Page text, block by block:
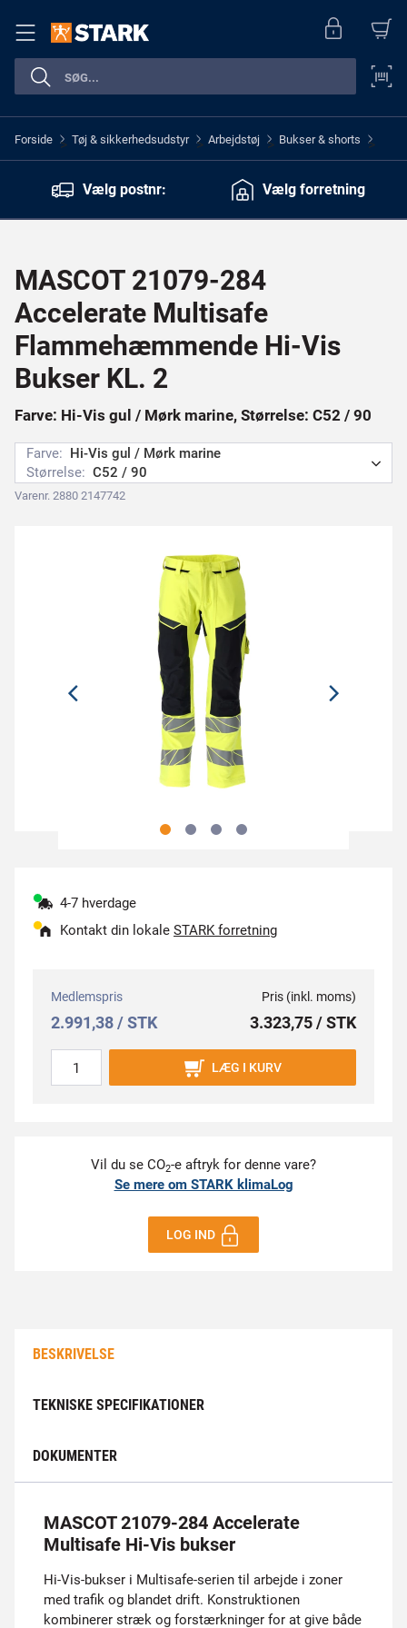
Forside > Tøj & sikkerhedsudstyr > Arbejdstøj > Bukser & shorts >
Vælg postnr: Vælg forretning
MASCOT 21079-284
Accelerate Multisafe
Flammehæmmende Hi-Vis
Bukser KL. 2
Farve: Hi-Vis gul / Mørk marine, Størrelse: C52 / 90
Farve: Hi-Vis gul / Mørk marine
Størrelse: C52 / 90
Varenr. 2880 2147742
4-7 hverdage
Kontakt din lokale STARK forretning
Medlemspris
2.991,38 / STK
Pris (inkl. moms)
3.323,75 / STK
LÆG I KURV
Vil du se CO2-e aftryk for denne vare?
Se mere om STARK klimaLog
LOG IND
BESKRIVELSE
TEKNISKE SPECIFIKATIONER
DOKUMENTER
MASCOT 21079-284 Accelerate
Multisafe Hi-Vis bukser
Hi-Vis-bukser i Multisafe-serien til arbejde i zoner
med trafik og blandet drift. Konstruktionen
kombinerer stræk og forstærkninger for at give både